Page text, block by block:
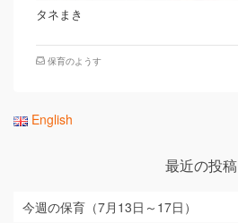
タネまき
保育のようす
English
最近の投稿
今週の保育（7月13日～17日）